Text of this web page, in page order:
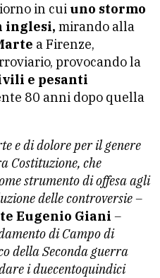
in cui uno stormo
inglesi, mirando alla
a Firenze,
provocando la
e pesanti
80 anni dopo quella
e di dolore per il genere
Costituzione, che
strumento di offesa agli
delle controversie –
Eugenio Giani –
di Campo di
della Seconda guerra
i duecentoquindici